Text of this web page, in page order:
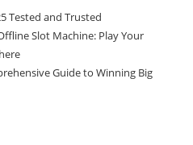
Tested and Trusted
Slot Machine: Play Your
Guide to Winning Big